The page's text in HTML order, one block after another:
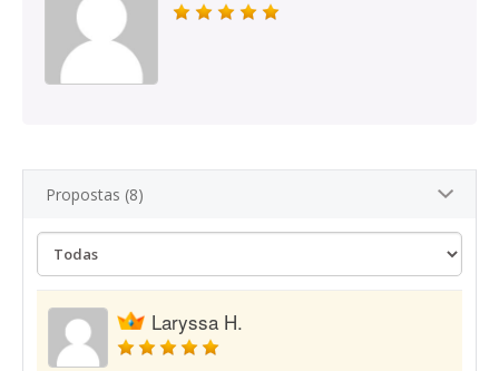
Propostas (8)
Laryssa H.